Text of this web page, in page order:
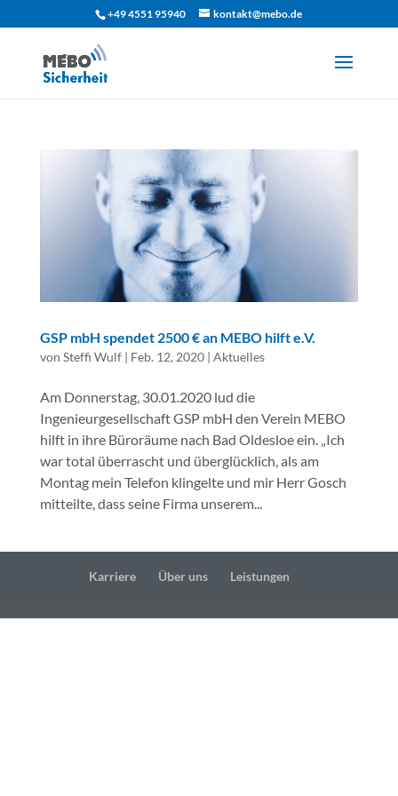
+49 4551 95940 kontakt@mebo.de
GSP mbH spendet 2500 € an MEBO hilft e.V.
von Steffi Wulf| Feb. 12, 2020| Aktuelles
Am Donnerstag, 30.01.2020 lud die
Ingenieurgesellschaft GSP mbH den Verein MEBO
hilft in ihre Büroräume nach Bad Oldesloe ein. „Ich
war total überrascht und überglücklich, als am
Montag mein Telefon klingelte und mir Herr Gosch
mitteilte, dass seine Firma unserem...
Karriere Über uns Leistungen